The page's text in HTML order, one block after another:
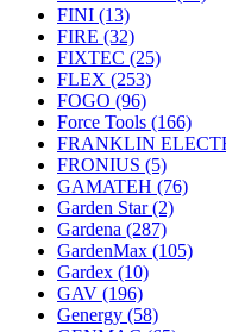
FINI (13)
FIRE (32)
FIXTEC (25)
FLEX (253)
FOGO (96)
Force Tools (166)
FRANKLIN
FRONIUS (5)
GAMATEH (76)
Garden Star(2)
Gardena (287)
GardenMax (105)
Gardex (10)
GAV (196)
Genergy (58)